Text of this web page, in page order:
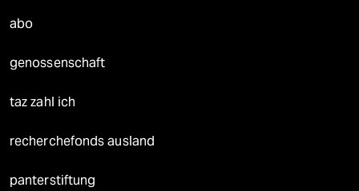
abo
genossenschaft
taz zahl ich
recherchefonds ausland
panterstiftung